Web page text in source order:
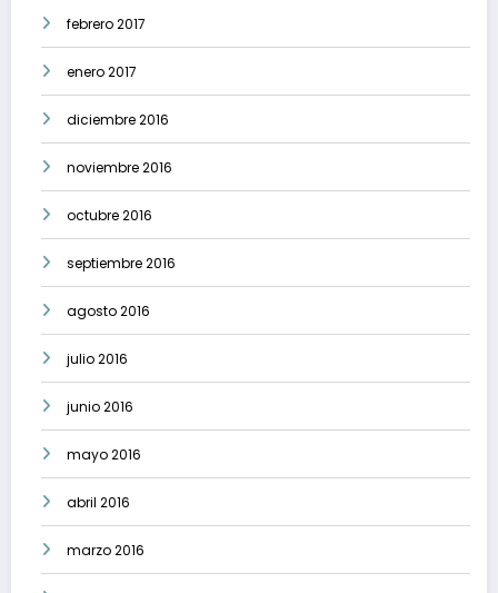
febrero 2017
enero 2017
diciembre 2016
noviembre 2016
octubre 2016
septiembre 2016
agosto 2016
julio 2016
junio 2016
mayo 2016
abril 2016
marzo 2016